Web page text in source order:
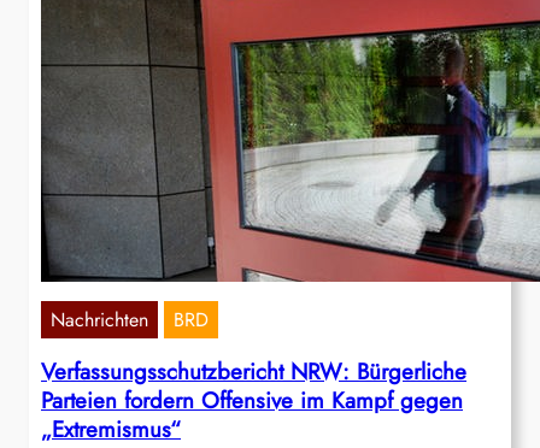
Nachrichten BRD
Verfassungsschutzbericht NRW: Bürgerliche
Parteien fordern Offensive im Kampf gegen
„Extremismus“